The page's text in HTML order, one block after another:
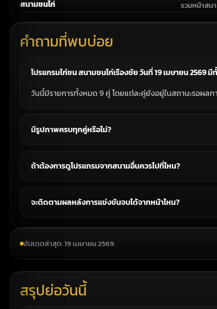
สนามชนไก่ รวมหน้าสน
คำถามที่พบบ่อย
โปรแกรมไก่ชน สนามชนไก่เรืองชัย วันที่ 19 เมษายน 2569
วันนี้มีรายการทั้งหมด 9 คู่ โดยแต่ละคู่ยังอยู่ในสถานะรอผลก
มีรูปภาพครบทุกคู่หรือไม่?
ถ้าต้องการดูโปรแกรมจากสนามอื่นควรไปที่ไหน?
จะติดตามผลหลังการแข่งขันจบได้จากหน้าไหน?
อัปเดตล่าสุด: 19 เมษายน 2569
สรุปย่อวันนี้